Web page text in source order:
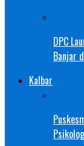
DPC
Banjar
Kalbar